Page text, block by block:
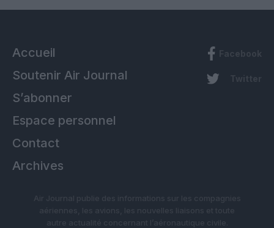
Accueil
Soutenir Air Journal
S’abonner
Espace personnel
Contact
Archives